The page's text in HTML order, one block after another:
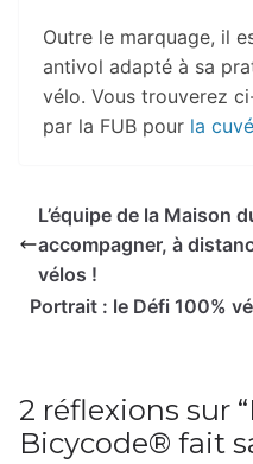
Outre le marquage, il
antivol adapté à sa
vélo. Vous trouverez
par la FUB pour la
L’équipe de la Maison
accompagner, à
vélos !
Portrait : le Défi 100%
2 réflexions sur “
Bicycode® fait